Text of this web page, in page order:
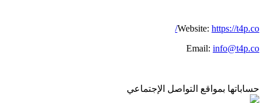
Website: https://t4p.co/
Email: info@t4p.co
حساباتها بمواقع التواصل الإجتماعي